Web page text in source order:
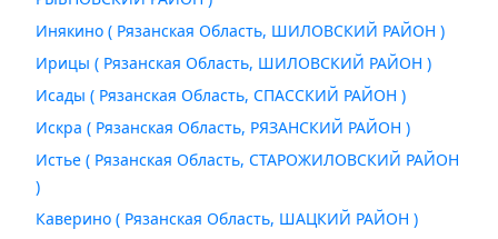
Инякино ( Рязанская Область, ШИЛОВСКИЙ РАЙОН )
Ирицы ( Рязанская Область, ШИЛОВСКИЙ РАЙОН )
Исады ( Рязанская Область, СПАССКИЙ РАЙОН )
Искра ( Рязанская Область, РЯЗАНСКИЙ РАЙОН )
Истье ( Рязанская Область, СТАРОЖИЛОВСКИЙ РАЙОН
)
Каверино ( Рязанская Область, ШАЦКИЙ РАЙОН )